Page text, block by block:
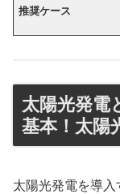
推奨ケース
太陽光発電
基本！太陽
太陽光発電を導